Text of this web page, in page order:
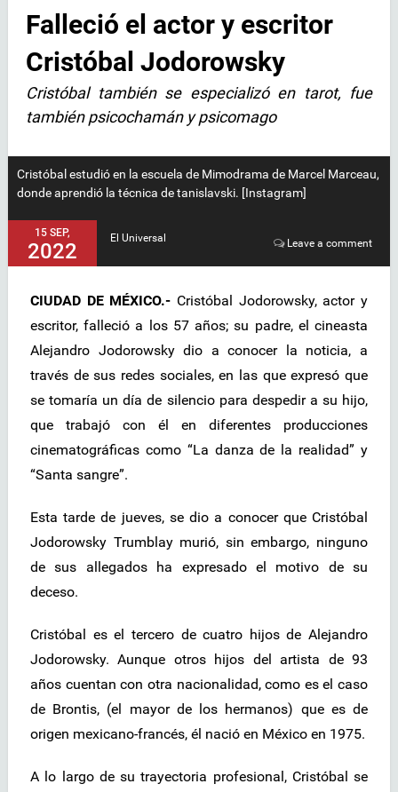
Falleció el actor y escritor
Cristóbal Jodorowsky
Cristóbal también se especializó en tarot, fue
también psicochamán y psicomago
Cristóbal estudió en la escuela de Mimodrama de Marcel Marceau,
donde aprendió la técnica de tanislavski. [Instagram]
15 SEP,
2022
El Universal Leave a comment
CIUDAD DE MÉXICO.- Cristóbal Jodorowsky, actor y
escritor, falleció a los 57 años; su padre, el cineasta
Alejandro Jodorowsky dio a conocer la noticia, a
través de sus redes sociales, en las que expresó que
se tomaría un día de silencio para despedir a su hijo,
que trabajó con él en diferentes producciones
cinematográficas como “La danza de la realidad” y
“Santa sangre”.
Esta tarde de jueves, se dio a conocer que Cristóbal
Jodorowsky Trumblay murió, sin embargo, ninguno
de sus allegados ha expresado el motivo de su
deceso.
Cristóbal es el tercero de cuatro hijos de Alejandro
Jodorowsky. Aunque otros hijos del artista de 93
años cuentan con otra nacionalidad, como es el caso
de Brontis, (el mayor de los hermanos) que es de
origen mexicano-francés, él nació en México en 1975.
A lo largo de su trayectoria profesional, Cristóbal se